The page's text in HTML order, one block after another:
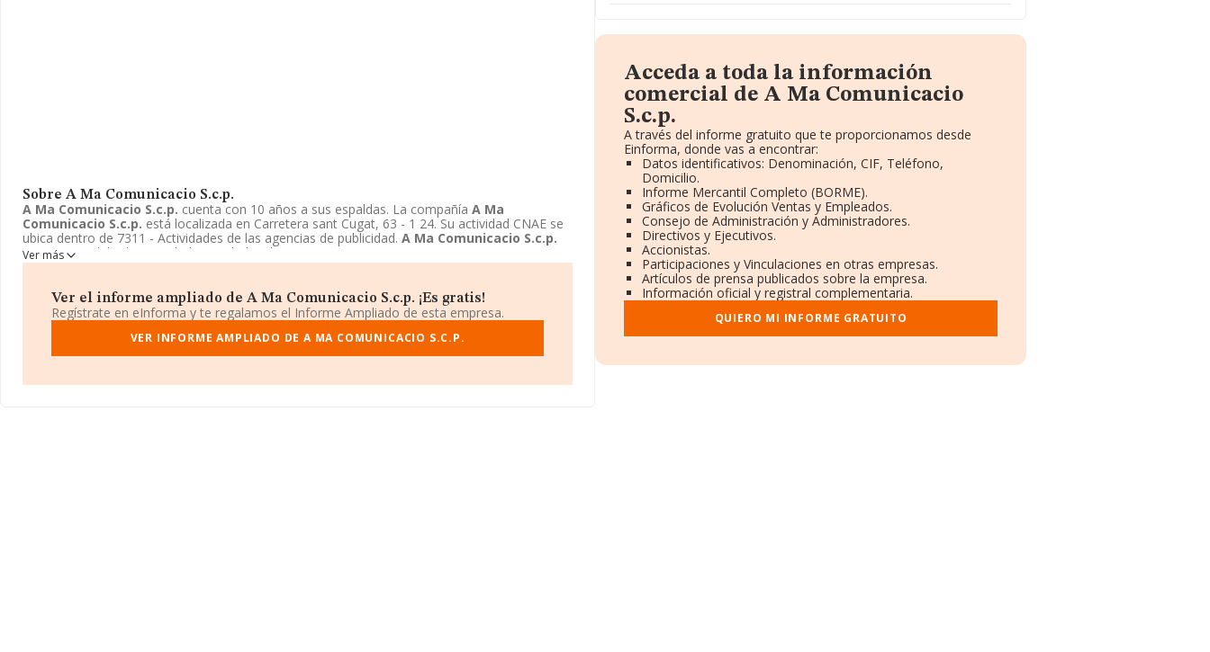
Sobre A Ma Comunicacio S.c.p.
A Ma Comunicacio S.c.p. cuenta con 10 años a sus espaldas. La compañía A Ma
Comunicacio S.c.p. está localizada en Carretera sant Cugat, 63 - 1 24. Su actividad CNAE se
ubica dentro de 7311 - Actividades de las agencias de publicidad. A Ma Comunicacio S.c.p.
tiene un modelo de sociedad Sociedad civil.
Ver más
Ver el informe ampliado de A Ma Comunicacio S.c.p. ¡Es gratis!
Regístrate en eInforma y te regalamos el Informe Ampliado de esta empresa.
VER INFORME AMPLIADO DE A MA COMUNICACIO S.C.P.
Acceda a toda la información
comercial de A Ma Comunicacio
S.c.p.
A través del informe gratuito que te proporcionamos desde
Einforma, donde vas a encontrar:
Datos identificativos: Denominación, CIF, Teléfono,
Domicilio.
Informe Mercantil Completo (BORME).
Gráficos de Evolución Ventas y Empleados.
Consejo de Administración y Administradores.
Directivos y Ejecutivos.
Accionistas.
Participaciones y Vinculaciones en otras empresas.
Artículos de prensa publicados sobre la empresa.
Información oficial y registral complementaria.
QUIERO MI INFORME GRATUITO